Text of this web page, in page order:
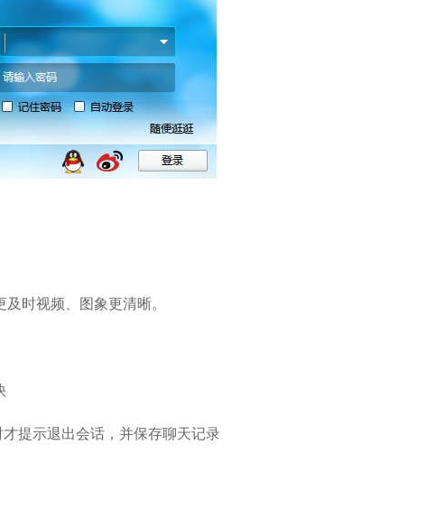
时视频、图象更清晰。
提示退出会话，并保存聊天记录